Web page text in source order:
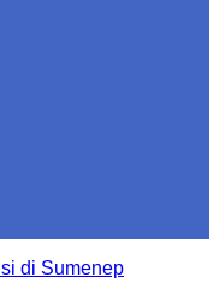
di Sumenep